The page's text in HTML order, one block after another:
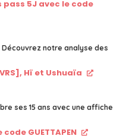
pass 5J avec le code
Découvrez notre analyse des
Hï et Ushuaïa
ses 15 ans avec une affiche
GUETTAPEN